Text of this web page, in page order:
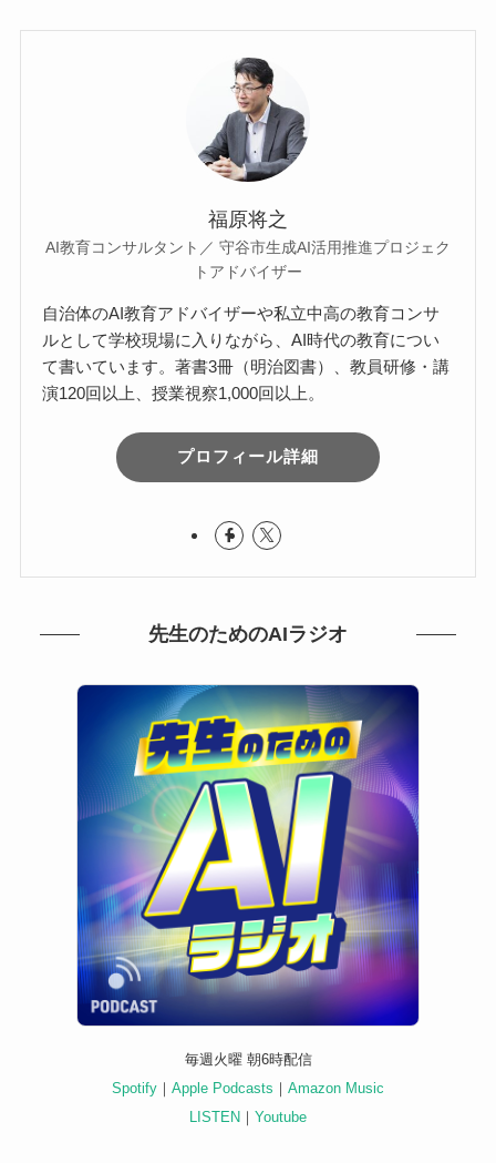
e
er
福原将之
AI教育コンサルタント／ 守谷市生成AI活用推進プロジェク
トアドバイザー
自治体のAI教育アドバイザーや私立中高の教育コンサ
ルとして学校現場に入りながら、AI時代の教育につい
て書いています。著書3冊（明治図書）、教員研修・講
演120回以上、授業視察1,000回以上。
プロフィール詳細
先生のためのAIラジオ
毎週火曜 朝6時配信
Spotify ｜ Apple Podcasts ｜ Amazon Music
LISTEN ｜ Youtube